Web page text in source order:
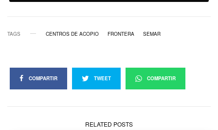
TAGS CENTROS DE ACOPIO FRONTERA SEMAR
COMPARTIR TWEET COMPARTIR
RELATED POSTS